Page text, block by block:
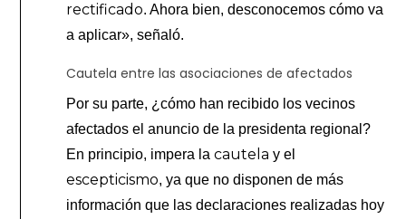
rectificado. Ahora bien, desconocemos cómo va
a aplicar», señaló.
Cautela entre las asociaciones de afectados
Por su parte, ¿cómo han recibido los vecinos
afectados el anuncio de la presidenta regional?
En principio, impera la cautelay el
escepticismo, ya que no disponen de más
información que las declaraciones realizadas hoy